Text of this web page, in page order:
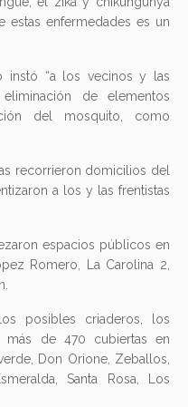
estas enfermedades es un
instó “a los vecinos y las
de elementos
del mosquito, como
recorrieron domicilios del
a los y las frentistas
espacios públicos en
Romero, La Carolina 2,
posibles criaderos, los
más de 470 cubiertas en
Don Orione, Zeballos,
Santa Rosa, Los